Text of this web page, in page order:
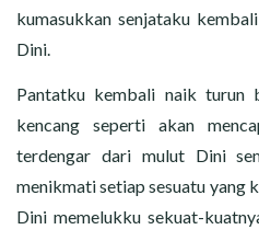
kumasukkan senjataku
Dini.
Pantatku kembali naik turun
kencang seperti akan
terdengar dari mulut Dini
menikmati setiap sesuatu yang
Dini memelukku sekuat-